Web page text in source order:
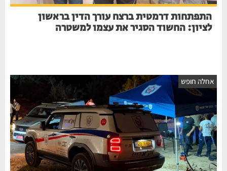
התפתחות דרמטית ברצח עורך הדין בראשון
לציון: החשוד הסגיר את עצמו למשטרה
אחלה חופש